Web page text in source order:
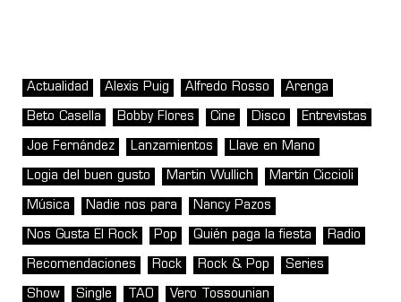
Actualidad Alexis Puig Alfredo Rosso Arenga
Beto Casella Bobby Flores Cine Disco Entrevistas
Joe Fernández Lanzamientos Llave en Mano
Logia del buen gusto Martin Wullich Martín Ciccioli
Música Nadie nos para Nancy Pazos
Nos Gusta El Rock Pop Quién paga la fiesta Radio
Recomendaciones Rock Rock & Pop Series
Show Single TAO Vero Tossounian